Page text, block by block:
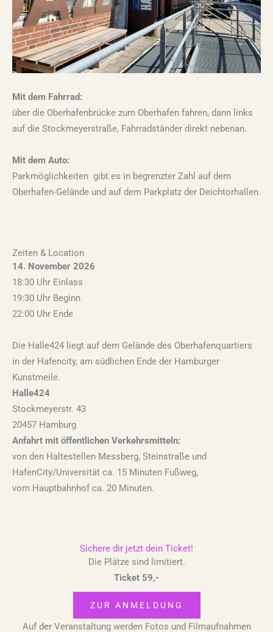
Zeiten & Location
14. November 2026
18:30 Uhr Einlass
19:30 Uhr Beginn
22:00 Uhr Ende
Die Halle424 liegt auf dem Gelände des Oberhafenquartiers
in der Hafencity, am südlichen Ende der Hamburger
Kunstmeile.
Halle424
Stockmeyerstr. 43
20457 Hamburg
Anfahrt mit öffentlichen Verkehrsmitteln:
von den Haltestellen Messberg, Steinstraße und
HafenCity/Universität ca. 15 Minuten Fußweg,
vom Hauptbahnhof ca. 20 Minuten.
Mit dem Fahrrad:
über die Oberhafenbrücke zum Oberhafen fahren, dann links
auf die Stockmeyerstraße, Fahrradständer direkt nebenan.
Mit dem Auto:
Parkmöglichkeiten gibt es in begrenzter Zahl auf dem
Oberhafen-Gelände und auf dem Parkplatz der Deichtorhallen.
Sichere dir jetzt dein Ticket!
Die Plätze sind limitiert.
Ticket 59,-
ZUR ANMELDUNG
Auf der Veranstaltung werden Fotos und Filmaufnahmen